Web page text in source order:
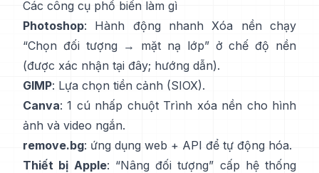
Các công cụ phổ biến làm gì
Photoshop: Hành động nhanhXóa nền chạy
“Chọn đối tượng → mặt nạ lớp” ở chế độ nền
(được xác nhận tại đây; hướng dẫn).
GIMP: Lựa chọn tiền cảnh (SIOX).
Canva: 1 cú nhấp chuột Trình xóa nền cho hình
ảnh và video ngắn.
remove.bg: ứng dụng web + API để tự động hóa.
Thiết bị Apple: “Nâng đối tượng” cấp hệ thống